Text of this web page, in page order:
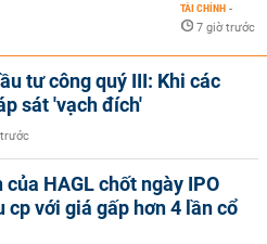
TÀI CHÍNH -
7 giờ trước
tư công quý III: Khi các
sát 'vạch đích'
của HAGL chốt ngày IPO
cp với giá gấp hơn 4 lần cổ